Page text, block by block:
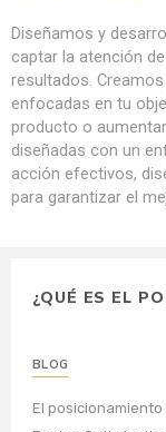
Diseñamos y
captar la atención
resultados.
enfocadas en tu
producto o
diseñadas con un
acción efectivos,
para garantizar el
¿QUÉ ES EL
BLOG
El